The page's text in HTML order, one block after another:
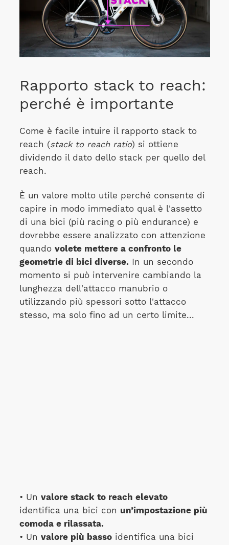
Rapporto stack to reach:
perché è importante
Come è facile intuire il rapporto stack to
reach (stack to reach ratio) si ottiene
dividendo il dato dello stack per quello del
reach.
È un valore molto utile perché consente di
capire in modo immediato qual è l'assetto
di una bici (più racing o più endurance) e
dovrebbe essere analizzato con attenzione
quando volete mettere a confronto le
geometrie di bici diverse.In un secondo
momento si può intervenire cambiando la
lunghezza dell'attacco manubrio o
utilizzando più spessori sotto l'attacco
stesso, ma solo fino ad un certo limite...
• Un valore stack to reach elevato
identifica una bici con un’impostazione più
comoda e rilassata.
• Un valore più bassoidentifica una bici